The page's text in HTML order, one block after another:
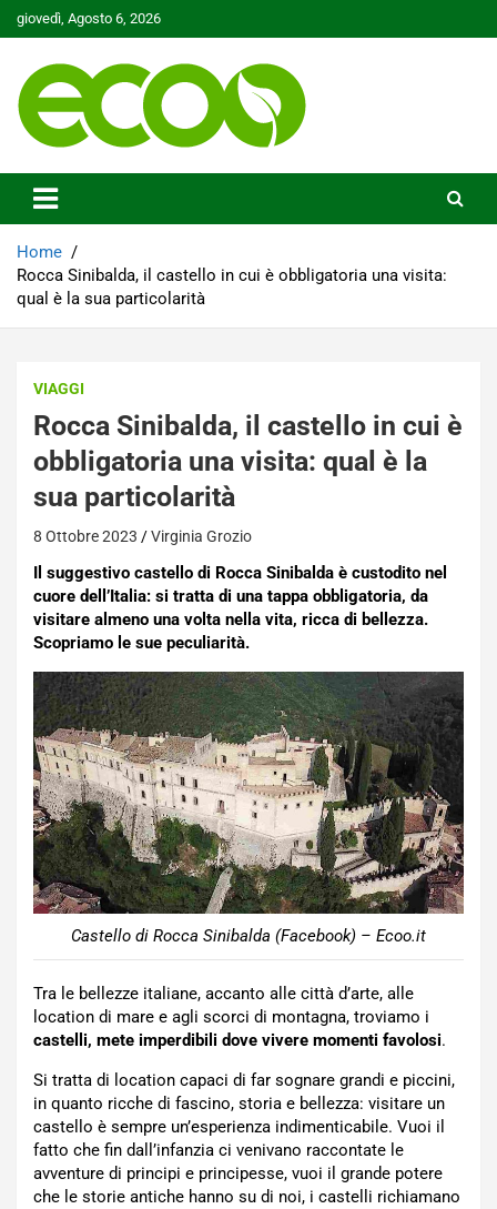
Skip
to
giovedì, Agosto 6, 2026
Ecoo.it
Home
Rocca Sinibalda, il castello in cui è obbligatoria una visita:
qual è la sua particolarità
VIAGGI
Rocca Sinibalda, il castello in cui è
obbligatoria una visita: qual è la
sua particolarità
8 Ottobre 2023 Virginia Grozio
Il suggestivo castello di Rocca Sinibalda è custodito nel
cuore dell’Italia: si tratta di una tappa obbligatoria, da
visitare almeno una volta nella vita, ricca di bellezza.
Scopriamo le sue peculiarità.
Castello di Rocca Sinibalda (Facebook) – Ecoo.it
Tra le bellezze italiane, accanto alle città d’arte, alle
location di mare e agli scorci di montagna, troviamo i
castelli, mete imperdibili dove vivere momenti favolosi.
Si tratta di location capaci di far sognare grandi e piccini,
in quanto ricche di fascino, storia e bellezza: visitare un
castello è sempre un’esperienza indimenticabile. Vuoi il
fatto che fin dall’infanzia ci venivano raccontate le
avventure di principi e principesse, vuoi il grande potere
che le storie antiche hanno su di noi, i castelli richiamano